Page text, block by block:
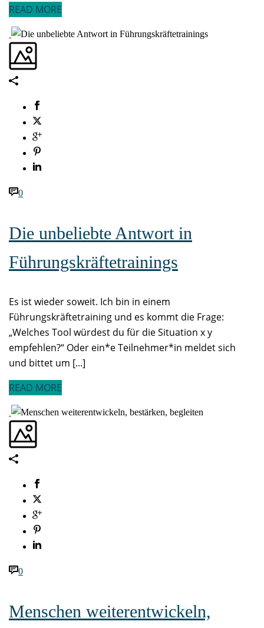
READ MORE
0
Die unbeliebte Antwort in
Führungskräftetrainings
Es ist wieder soweit. Ich bin in einem
Führungskräftetraining und es kommt die Frage:
„Welches Tool würdest du für die Situation x y
empfehlen?“ Oder ein*e Teilnehmer*in meldet sich
und bittet um [...]
READ MORE
0
Menschen weiterentwickeln,